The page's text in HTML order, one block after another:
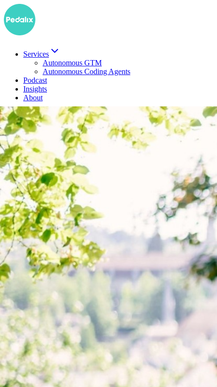
Services
Autonomous GTM
Autonomous Coding Agents
Podcast
Insights
About
ENDemo buchen